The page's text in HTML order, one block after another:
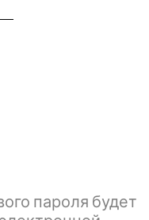
пароля будет